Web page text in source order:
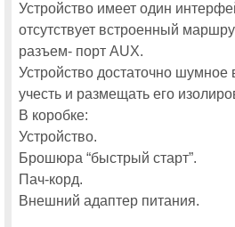
Все об интернете вещей можно будет
На Cisco Connect – 2015 расскажут
тенденциях и примерах внедрения
данных будет посвящен отдельный
Расширение локального
2960-Plus, 2960-X и 3850
Участники Cisco Connect 2015
Контакт-центр
Устройство имеет один
отсутствует встроенный
разъем- порт AUX.
Устройство достаточно шумное
учесть и размещать его
В коробке:
Устройство.
Брошюра “быстрый старт”.
Пач-корд.
Внешний адаптер питания.